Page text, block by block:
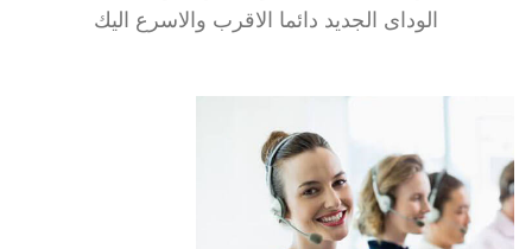
الوداى الجديد دائما الاقرب والاسرع اليك